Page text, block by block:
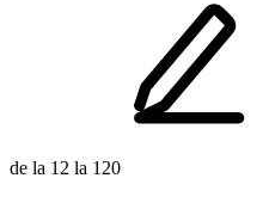
de la 12 la 120